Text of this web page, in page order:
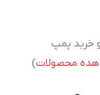
خرید پمپ
محصولات)